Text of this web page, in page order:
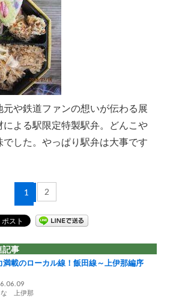
元や鉄道ファンの想いが伝わる展
による駅限定特製駅弁。どんこや
でした。やっぱり駅弁は大事です
1 2
記事
満載のローカル線！飯田線～上伊那編序
な 上伊那